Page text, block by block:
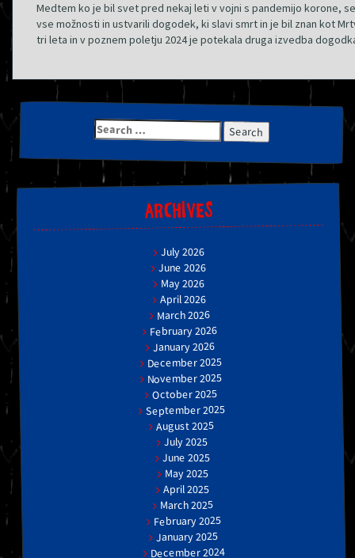
Medtem ko je bil svet pred nekaj leti v vojni s pandemijo korone,
vse možnosti in ustvarili dogodek, ki slavi smrt in je bil znan kot
tri leta in v poznem poletju 2024 je potekala druga izvedba
Search
for:
ARCHIVES
July 2026
June 2026
May 2026
April 2026
March 2026
February 2026
January 2026
December 2025
November 2025
October 2025
September 2025
August 2025
July 2025
June 2025
May 2025
April 2025
March 2025
February 2025
January 2025
December 2024